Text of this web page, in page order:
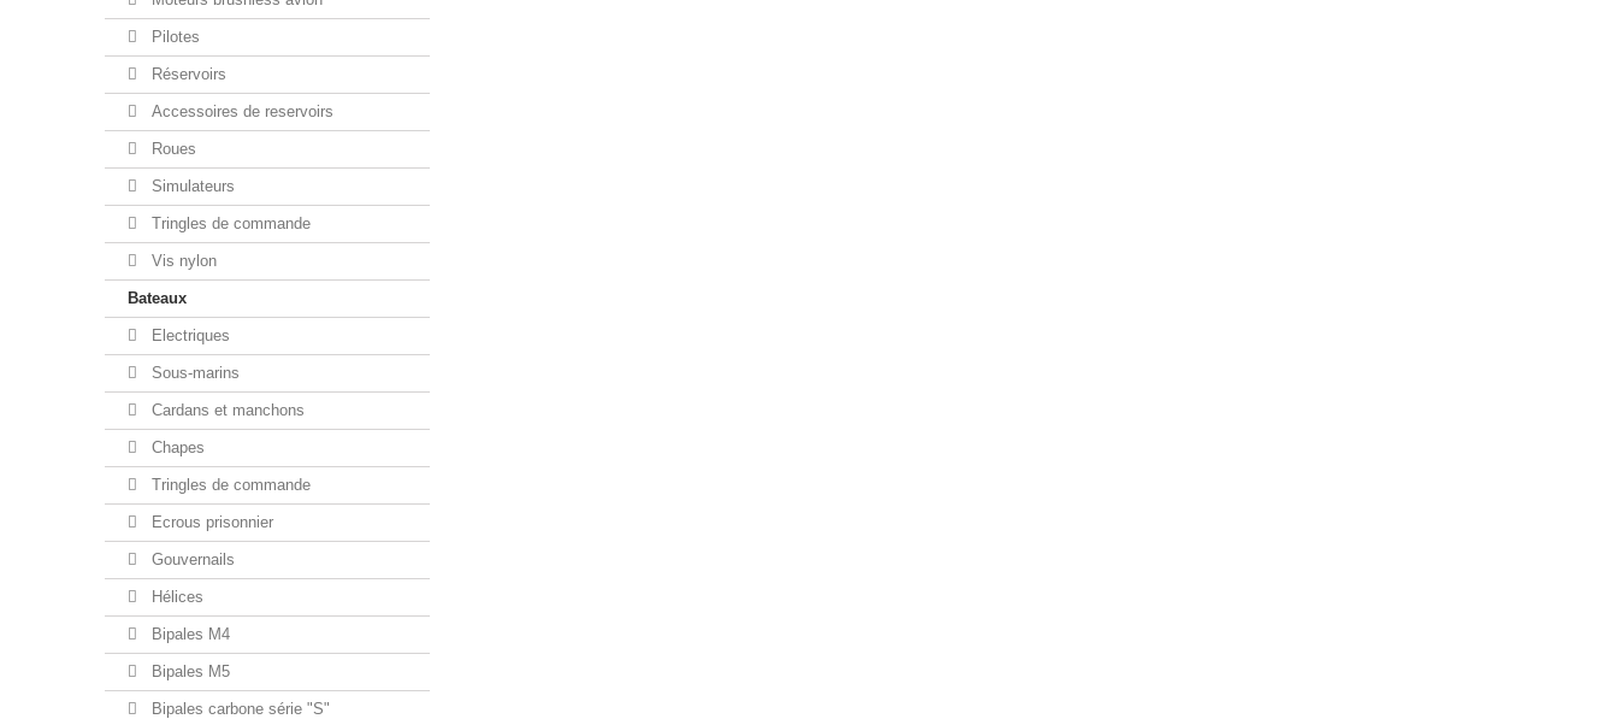
Pilotes
Réservoirs
Accessoires de reservoirs
Roues
Simulateurs
Tringles de commande
Vis nylon
Bateaux
Electriques
Sous-marins
Cardans et manchons
Chapes
Tringles de commande
Ecrous prisonnier
Gouvernails
Hélices
Bipales M4
Bipales M5
Bipales carbone série "S"